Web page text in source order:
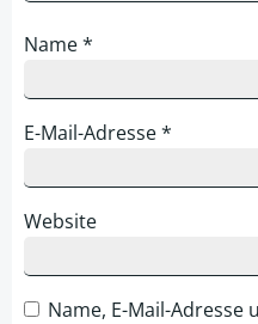
Name*
E-Mail-Adresse*
Website
Name, E-Mail-Adresse